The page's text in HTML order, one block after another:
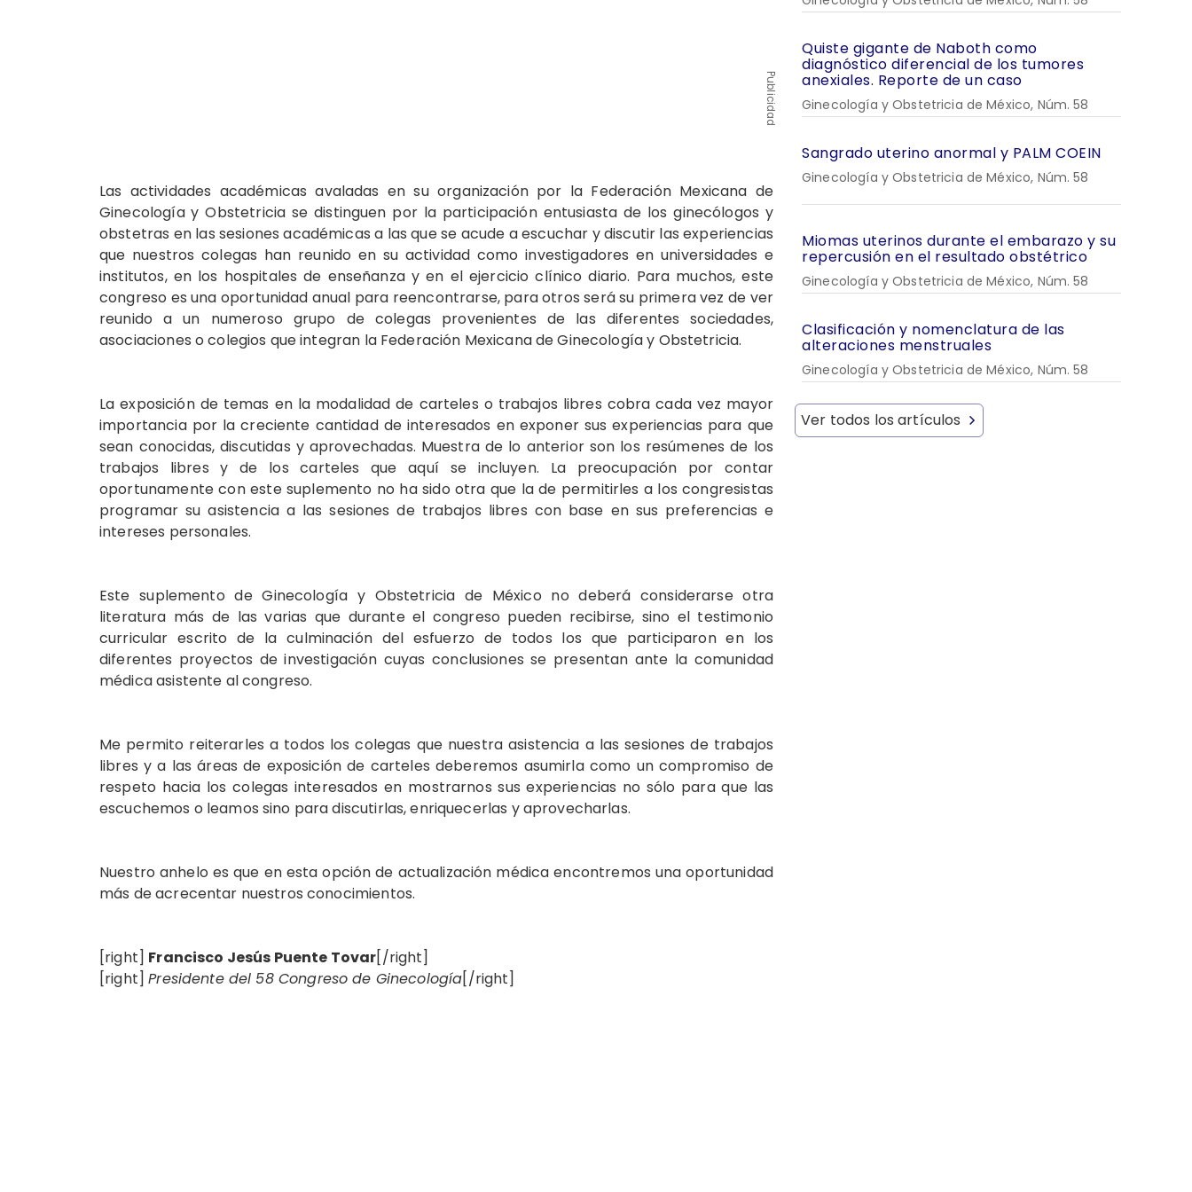
Publicidad
Las actividades académicas avaladas en su organización por la Federación Mexicana de
Ginecología y Obstetricia se distinguen por la participación entusiasta de los ginecólogos y
obstetras en las sesiones académicas a las que se acude a escuchar y discutir las experiencias
que nuestros colegas han reunido en su actividad como investigadores en universidades e
institutos, en los hospitales de enseñanza y en el ejercicio clínico diario. Para muchos, este
congreso es una oportunidad anual para reencontrarse, para otros será su primera vez de ver
reunido a un numeroso grupo de colegas provenientes de las diferentes sociedades,
asociaciones o colegios que integran la Federación Mexicana de Ginecología y Obstetricia.
La exposición de temas en la modalidad de carteles o trabajos libres cobra cada vez mayor
importancia por la creciente cantidad de interesados en exponer sus experiencias para que
sean conocidas, discutidas y aprovechadas. Muestra de lo anterior son los resúmenes de los
trabajos libres y de los carteles que aquí se incluyen. La preocupación por contar
oportunamente con este suplemento no ha sido otra que la de permitirles a los congresistas
programar su asistencia a las sesiones de trabajos libres con base en sus preferencias e
intereses personales.
Este suplemento de Ginecología y Obstetricia de México no deberá considerarse otra
literatura más de las varias que durante el congreso pueden recibirse, sino el testimonio
curricular escrito de la culminación del esfuerzo de todos los que participaron en los
diferentes proyectos de investigación cuyas conclusiones se presentan ante la comunidad
médica asistente al congreso.
Me permito reiterarles a todos los colegas que nuestra asistencia a las sesiones de trabajos
libres y a las áreas de exposición de carteles deberemos asumirla como un compromiso de
respeto hacia los colegas interesados en mostrarnos sus experiencias no sólo para que las
escuchemos o leamos sino para discutirlas, enriquecerlas y aprovecharlas.
Nuestro anhelo es que en esta opción de actualización médica encontremos una oportunidad
más de acrecentar nuestros conocimientos.
[right] Francisco Jesús Puente Tovar[/right]
[right]Presidente del 58 Congreso de Ginecología[/right]
Quiste gigante de Naboth como
diagnóstico diferencial de los tumores
anexiales. Reporte de un caso
Ginecología y Obstetricia de México, Núm. 58
Sangrado uterino anormal y PALM COEIN
Ginecología y Obstetricia de México, Núm. 58
Miomas uterinos durante el embarazo y su
repercusión en el resultado obstétrico
Ginecología y Obstetricia de México, Núm. 58
Clasificación y nomenclatura de las
alteraciones menstruales
Ginecología y Obstetricia de México, Núm. 58
Ver todos los artículos